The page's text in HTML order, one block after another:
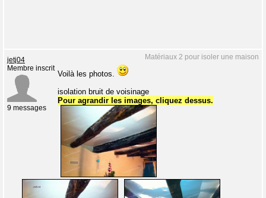
Matériaux 2 pour isoler une maison
jetj04
Membre inscrit
9 messages
Voilà les photos.
isolation bruit de voisinage
Pour agrandir les images, cliquez dessus.